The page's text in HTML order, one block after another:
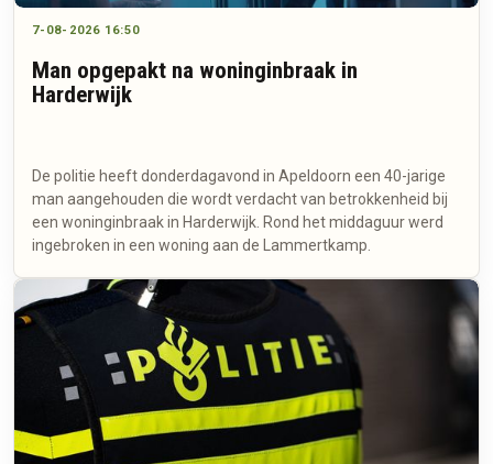
7-08-2026 16:50
Man opgepakt na woninginbraak in
Harderwijk
De politie heeft donderdagavond in Apeldoorn een 40-jarige
man aangehouden die wordt verdacht van betrokkenheid bij
een woninginbraak in Harderwijk. Rond het middaguur werd
ingebroken in een woning aan de Lammertkamp.